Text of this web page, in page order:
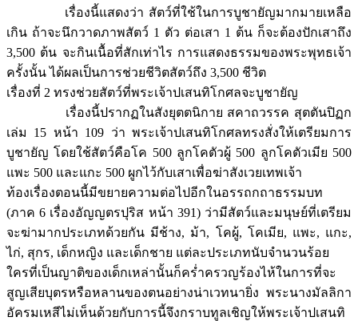
เรื่องนี้แสดงว่า สัตว์ที่ใช้ในการบูชายัญมากมายเหลือ
เกิน ถ้าจะนึกวาดภาพสัตว์ 1 ตัว ต่อเสา 1 ต้น ก็จะต้องปักเสาถึง
3,500 ต้น จะกินเนื้อที่สักเท่าไร การแสดงธรรมของพระพุทธเจ้า
ครั้งนั้น ได้ผลเป็นการช่วยชีวิตสัตว์ถึง 3,500 ชีวิต
เรื่องที่ 2 ทรงช่วยสัตว์ที่พระเจ้าปเสนทิโกศลจะบูชายัญ
เรื่องนี้ปรากฏในสังยุตตนิกาย สคาถวรรค สุตตันปิฏก
เล่ม 15 หน้า 109 ว่า พระเจ้าปเสนทิโกศลทรงสั่งให้เตรียมการ
บูชายัญ โดยใช้สัตว์คือโค 500 ลูกโคตัวผู้ 500 ลูกโคตัวเมีย 500
แพะ 500 และแกะ 500 ผูกไว้กับเสาเพื่อฆ่าสังเวยเทพเจ้า
ท้องเรื่องตอนนี้มีขยายความต่อไปอีกในอรรถกถาธรรมบท
(ภาค 6 เรื่องอัญญตรปุริส หน้า 391) ว่ามีสัตว์และมนุษย์ที่เตรียม
จะฆ่ามากประเภทด้วยกัน มีช้าง, ม้า, โคผู้, โคเมีย, แพะ, แกะ,
ไก่, สุกร, เด็กหญิง และเด็กชาย แต่ละประเภทนับจำนวนร้อย
ใครที่เป็นญาติของเด็กเหล่านั้นก็คร่ำครวญร้องไห้ในการที่จะ
สูญเสียบุตรหรือหลานของตนอย่างน่าเวทนายิ่ง พระนางมัลลิกา
อัครมเหสีไม่เห็นด้วยกับการนี้จึงกราบทูลเชิญให้พระเจ้าปเสนทิ